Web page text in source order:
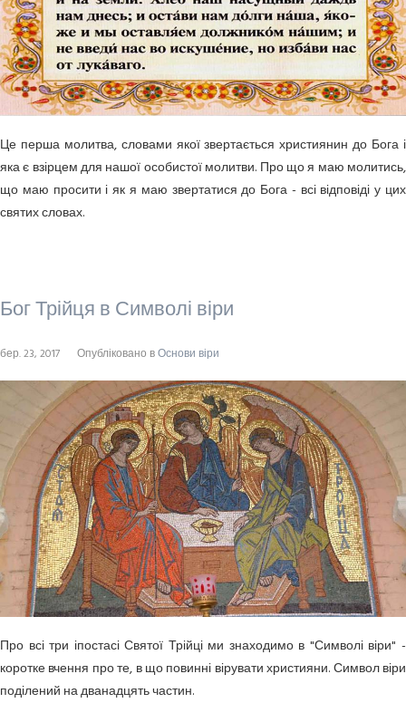
Це перша молитва, словами якої звертається християнин до Бога і
яка є взірцем для нашої особистої молитви. Про що я маю молитись,
що маю просити і як я маю звертатися до Бога - всі відповіді у цих
святих словах.
Бог Трійця в Символі віри
бер. 23, 2017 Опубліковано вОснови віри
Про всі три іпостасі Святої Трійці ми знаходимо в "Символі віри" -
коротке вчення про те, в що повинні вірувати християни. Символ віри
поділений на дванадцять частин.